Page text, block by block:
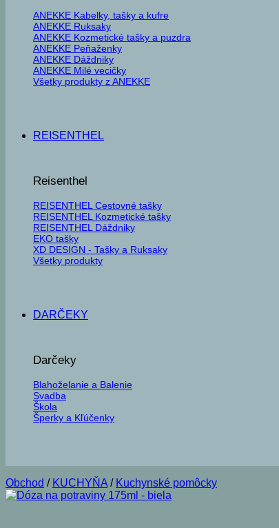
ANEKKE Kabelky, tašky a kufre
ANEKKE Ruksaky
ANEKKE Kozmetické tašky a puzdra
ANEKKE Peňaženky
ANEKKE Dáždniky
ANEKKE Milé vecičky
Všetky produkty z ANEKKE
REISENTHEL
Reisenthel
REISENTHEL Cestovné tašky
REISENTHEL Kozmetické tašky
REISENTHEL Dáždniky
EKO tašky
XD DESIGN - Tašky a Ruksaky
Všetky produkty
DARČEKY
Darčeky
Blahoželanie a Balenie
Svadba
Škola
Šperky a Kľúčenky
Obchod / KUCHYŇA / Kuchynské pomôcky